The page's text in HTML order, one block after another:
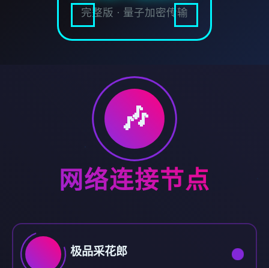
完整版 · 量子加密传输
🎶
网络连接节点
极品采花郎